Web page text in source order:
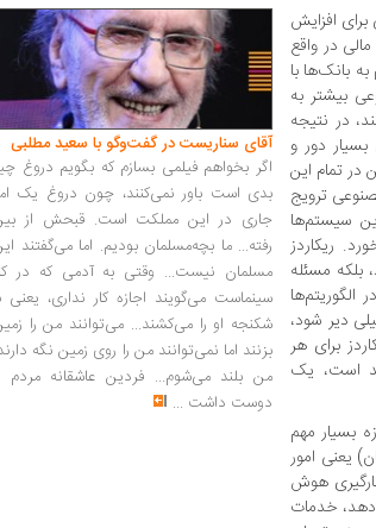
افزایش
در واقع
بانک‌ها با
بیشتر به
در نتیجه
دور و
در تمام این
ترویج
سیستم‌ها
ریکاردز
مسئله
دیر شود،
برای هر
است، یک
بسیار مهم
یعنی امور
هوش
دهد، خدمات
آقای سناریست در گفت‌وگو با سعید مطلبی
اگر بخواهم فیلمی بسازم که بگویم دروغ
بدی است باور نمی‌کنند، چون دروغ یک
جاری در این مملکت است. قبحش از
رفته... ما بچه‌مسلمان بودیم. اما می‌گفتند
مسلمان نیست... وقتی به آدمی که در
سینماست می‌گویند اجازه کار نداری، یعنی
شکنجه او را می‌کشند... می‌توانند من را
بزنند اما نمی‌توانند من را روی زمین نگه
من بلند می‌شوم... فردین عاشقانه مردم
دوست داشت ...